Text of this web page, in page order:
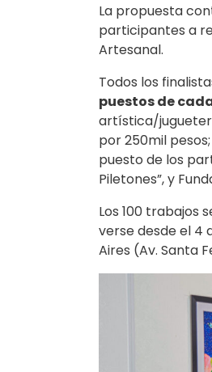
La propuesta
participantes a
Artesanal.
Todos los
puestos de
artística/
por 250mil
puesto de los
Piletones”, y
Los 100 trabajos
verse desde el 4
Aires (Av. Santa